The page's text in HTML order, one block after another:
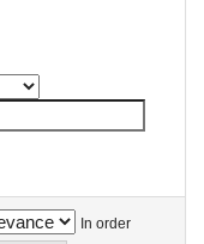
In order